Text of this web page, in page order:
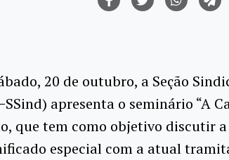
20 de outubro, a Seção
apresenta o seminário “A
que tem como objetivo discutir
especial com a atual